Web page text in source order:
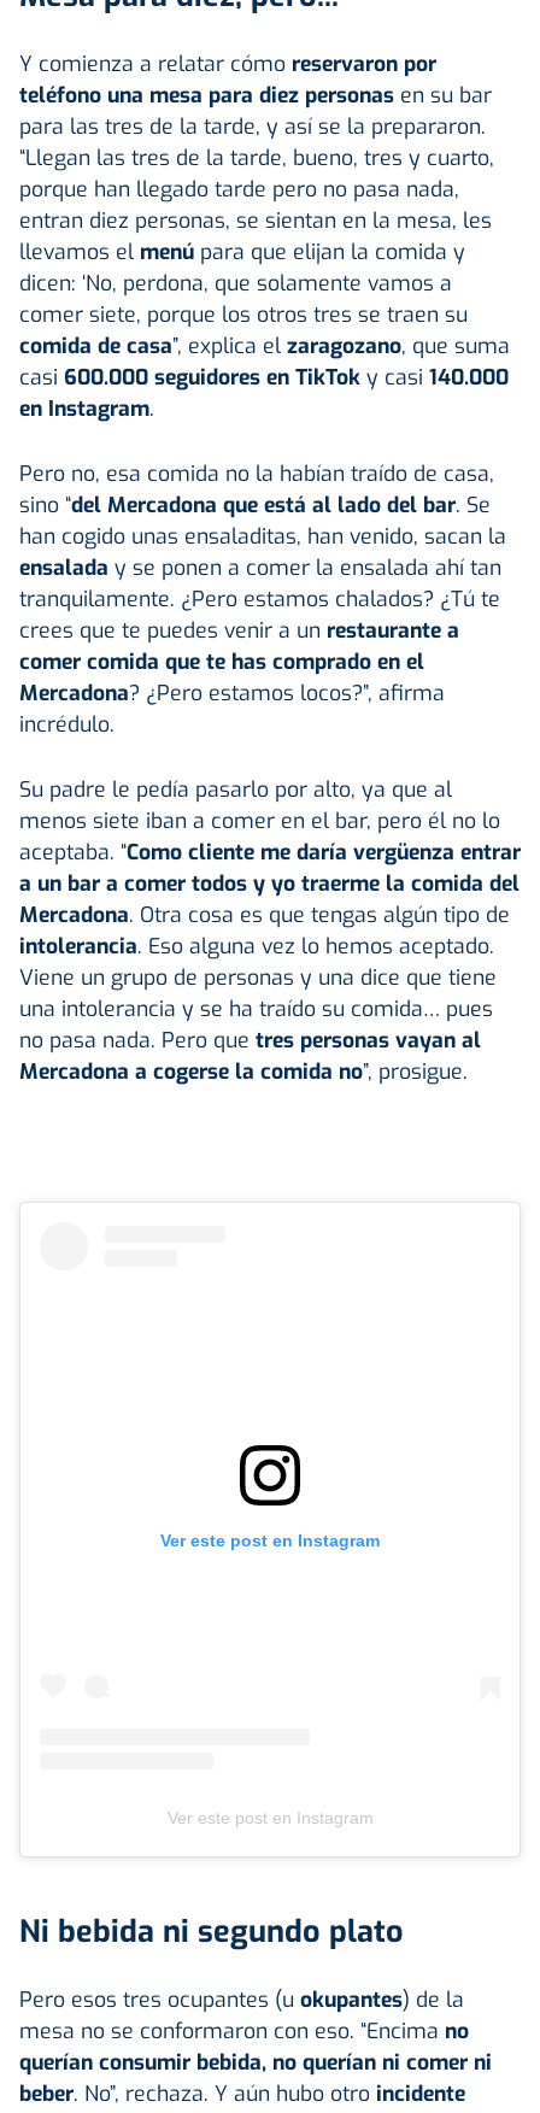
Y comienza a relatar cómo reservaron por
teléfono una mesa para diez personas en su bar
para las tres de la tarde, y así se la prepararon.
“Llegan las tres de la tarde, bueno, tres y cuarto,
porque han llegado tarde pero no pasa nada,
entran diez personas, se sientan en la mesa, les
llevamos el menú para que elijan la comida y
dicen: ‘No, perdona, que solamente vamos a
comer siete, porque los otros tres se traen su
comida de casa”, explica el zaragozano, que suma
casi 600.000 seguidores en TikTok y casi 140.000
en Instagram.
Pero no, esa comida no la habían traído de casa,
sino “del Mercadona que está al lado del bar. Se
han cogido unas ensaladitas, han venido, sacan la
ensalada y se ponen a comer la ensalada ahí tan
tranquilamente. ¿Pero estamos chalados? ¿Tú te
crees que te puedes venir a un restaurante a
comer comida que te has comprado en el
Mercadona? ¿Pero estamos locos?”, afirma
incrédulo.
Su padre le pedía pasarlo por alto, ya que al
menos siete iban a comer en el bar, pero él no lo
aceptaba. “Como cliente me daría vergüenza entrar
a un bar a comer todos y yo traerme la comida del
Mercadona. Otra cosa es que tengas algún tipo de
intolerancia. Eso alguna vez lo hemos aceptado.
Viene un grupo de personas y una dice que tiene
una intolerancia y se ha traído su comida… pues
no pasa nada. Pero que tres personas vayan al
Mercadona a cogerse la comida no”, prosigue.
Ver este post en Instagram
Ver este post en Instagram
Ni bebida ni segundo plato
Pero esos tres ocupantes (u okupantes) de la
mesa no se conformaron con eso. “Encima no
querían consumir bebida, no querían ni comer ni
beber. No”, rechaza. Y aún hubo otro incidente